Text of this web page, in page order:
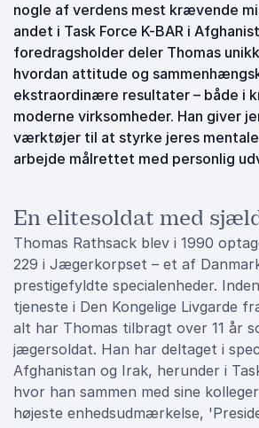
nogle af verdens mest krævende
andet i Task Force K-BAR i
foredragsholder deler Thomas
hvordan attitude og
ekstraordinære resultater – både i
moderne virksomheder. Han giver
værktøjer til at styrke jeres
arbejde målrettet med personlig
En elitesoldat med
Thomas Rathsack blev i 1990
229 i Jægerkorpset – et af
prestigefyldte specialenheder.
tjeneste i Den Kongelige Livgarde
alt har Thomas tilbragt over 11 år
jægersoldat. Han har deltaget i
Afghanistan og Irak, herunder i
hvor han sammen med sine
højeste enhedsudmærkelse,